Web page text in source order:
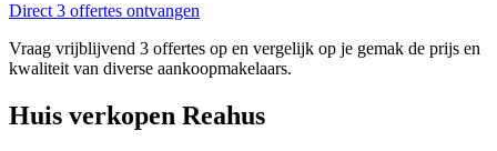
Direct 3 offertes ontvangen
Vraag vrijblijvend 3 offertes op en vergelijk op je gemak de prijs en
kwaliteit van diverse aankoopmakelaars.
Huis verkopen Reahus